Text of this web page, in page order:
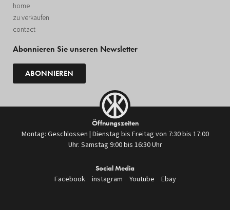
home
zu verkaufen
contact
Abonnieren Sie unseren Newsletter
ABONNIEREN
Öffnungszeiten
Montag: Geschlossen | Dienstag bis Freitag von 7:30 bis 17:00
Uhr. Samstag 9:00 bis 16:30 Uhr
Social Media
Facebook instagram Youtube Ebay